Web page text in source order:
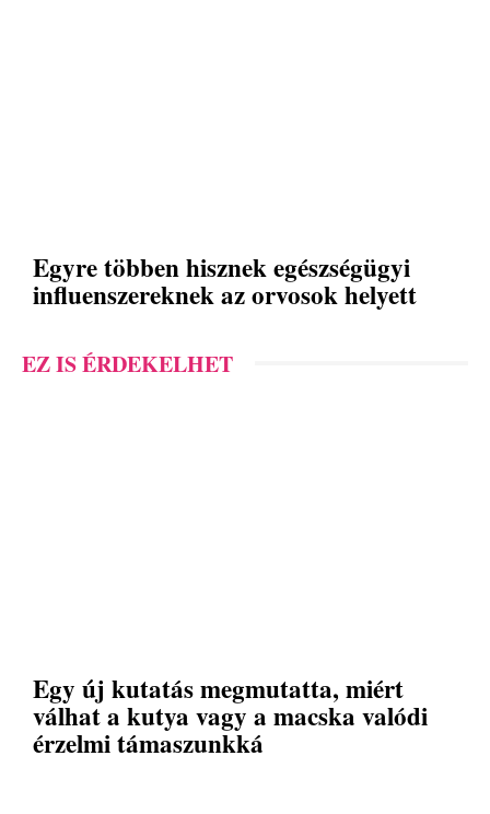
Egyre többen hisznek egészségügyi
influenszereknek az orvosok helyett
EZ IS ÉRDEKELHET
Egy új kutatás megmutatta, miért
válhat a kutya vagy a macska valódi
érzelmi támaszunkká